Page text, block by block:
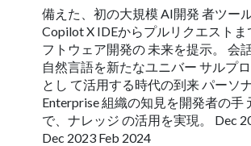
備えた、初の大規模 AI開発 者ツー
Copilot X IDEからプルリクエストま
フトウェア開発の 未来を提示。 会
自然言語を新たなユニバー サルプ
とし て活用する時代の到来 パーソ
Enterprise 組織の知見を開発者の手
で、ナレッジ の活用を実現。 Dec
Dec 2023 Feb 2024